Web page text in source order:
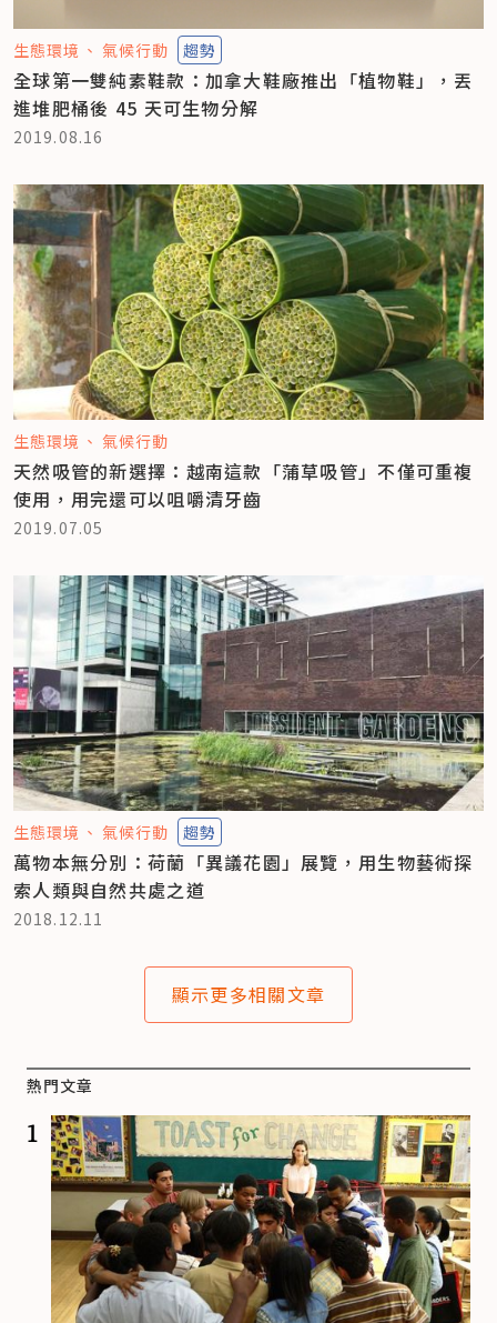
生態環境 氣候行動 趨勢
全球第一雙純素鞋款：加拿大鞋廠推出「植物鞋」，丟
進堆肥桶後 45 天可生物分解
2019.08.16
生態環境 氣候行動
天然吸管的新選擇：越南這款「蒲草吸管」不僅可重複
使用，用完還可以咀嚼清牙齒
2019.07.05
生態環境 氣候行動 趨勢
萬物本無分別：荷蘭「異議花園」展覽，用生物藝術探
索人類與自然共處之道
2018.12.11
顯示更多相關文章
熱門文章
1